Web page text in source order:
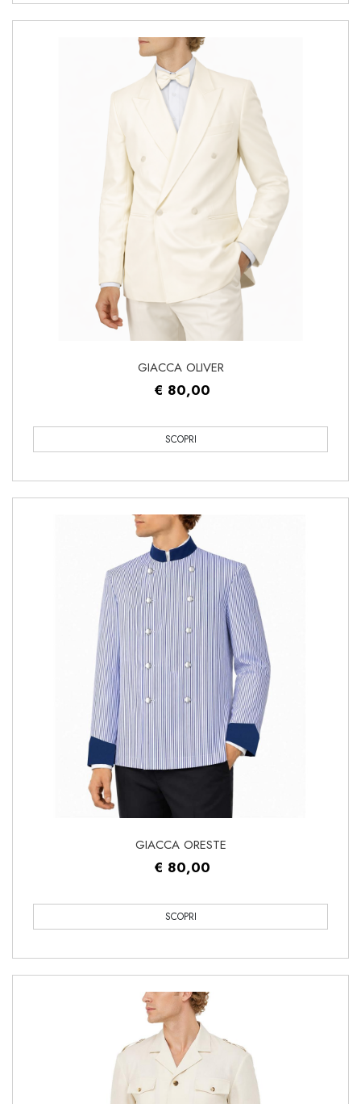
GIACCA OLIVER
€ 80,00
SCOPRI
GIACCA ORESTE
€ 80,00
SCOPRI